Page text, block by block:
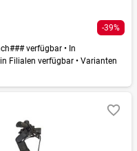
-39%
verfügbar • In
Filialen verfügbar • Varianten